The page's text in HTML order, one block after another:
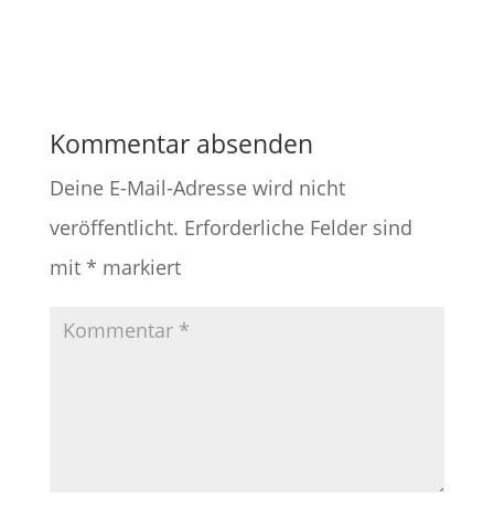
Kommentar absenden
Deine E-Mail-Adresse wird nicht
veröffentlicht. Erforderliche Felder sind
mit * markiert